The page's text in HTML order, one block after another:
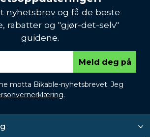
nyhetsbrev og få de beste
rabatter og "gjør-det-selv"
guidene.
Meld deg på
motta Bikable-nyhetsbrevet. Jeg
.